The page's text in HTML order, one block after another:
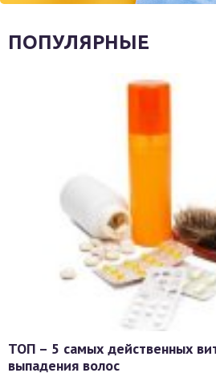
ПОПУЛЯРНЫЕ
ТОП – 5 самых действенных
выпадения волос